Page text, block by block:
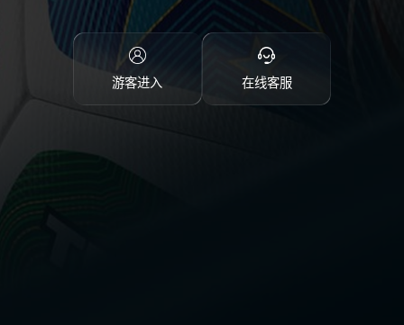
游客进入 在线客服